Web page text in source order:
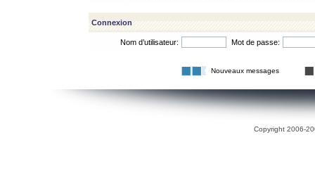
Connexion
Nom d’utilisateur: Mot de passe:
Nouveaux messages
Copyright 2006-